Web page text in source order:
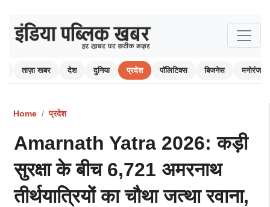
ताज़ा खबर देश दुनिया प्रदेश पॉलिटिक्स बिजनेस मनोरंजन
Home प्रदेश
Amarnath Yatra 2026: कड़ी
सुरक्षा के बीच 6,721 अमरनाथ
तीर्थयात्रियों का चौथा जत्था रवाना,